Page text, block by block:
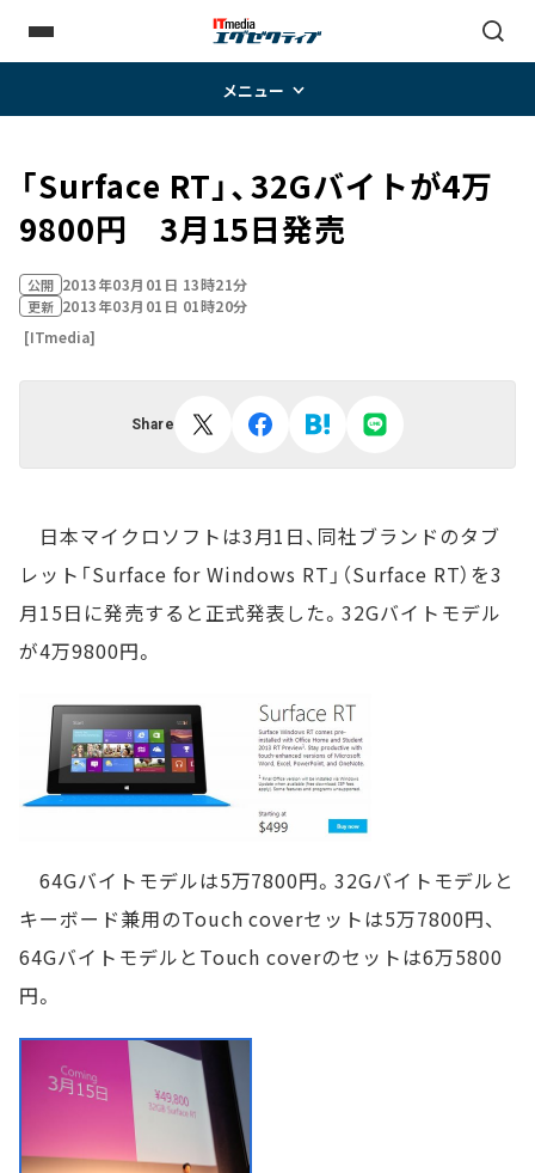
メニュー
「Surface RT」、32Gバイトが4万
9800円 3月15日発売
公開 2013年03月01日 13時21分
更新 2013年03月01日 01時20分
[ITmedia]
Share
日本マイクロソフトは3月1日、同社ブランドのタブ
レット「Surface for Windows RT」（Surface RT）を3
月15日に発売すると正式発表した。32Gバイトモデル
が4万9800円。
64Gバイトモデルは5万7800円。32Gバイトモデルと
キーボード兼用のTouch coverセットは5万7800円、
64GバイトモデルとTouch coverのセットは6万5800
円。